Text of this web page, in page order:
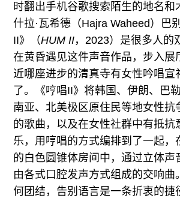
时翻出手机谷歌搜索陌生的地名和
什拉·瓦希德（Hajra Waheed）巴
II》（HUM II，2023）是很多人的
在黄昏遇见这件声音作品，步入展
近哪座进步的清真寺有女性吟唱
了。《哼唱II》将韩国、伊朗、巴
南亚、北美极区原住民等地女性抗
的歌曲，以及在女性社群中有抵抗
乐，用哼唱的方式编排到了一起，
的白色圆锥体房间中，通过立体声
由各式口腔发声方式组成的交响曲
何团结，告别语言是一条折衷的捷